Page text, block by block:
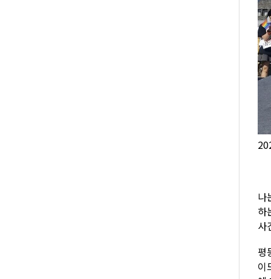
나
하
사
평
이